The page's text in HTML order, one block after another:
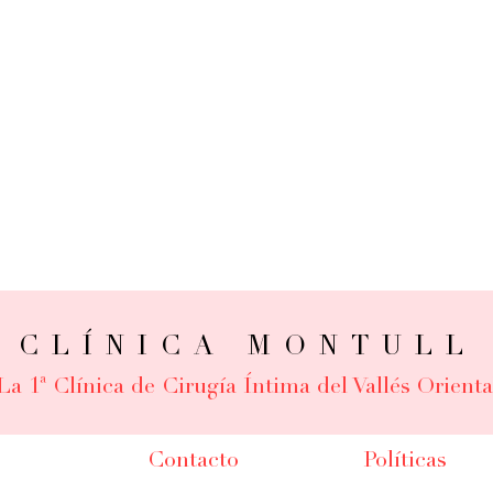
CLÍNICA MONTULL
1ª Clínica de Cirugía Íntima del Vallés
Contacto
Políticas